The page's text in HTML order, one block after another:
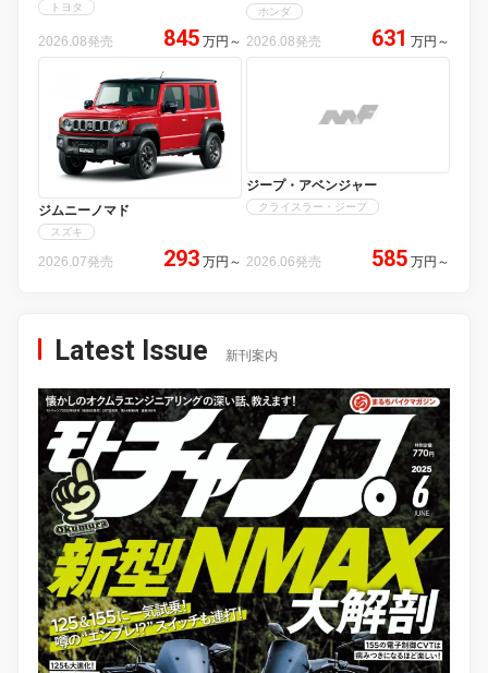
トヨタ
2026.08発売 845 万円 ～
ホンダ
2026.08発売 631 万円 ～
ジムニーノマド
スズキ
2026.07発売 293 万円 ～
ジープ・アベンジャー
クライスラー・ジープ
2026.06発売 585 万円 ～
Latest Issue 新刊案内